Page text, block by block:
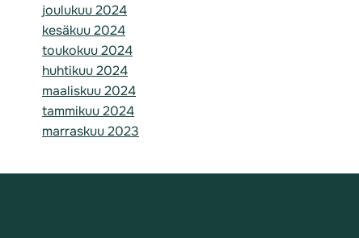
joulukuu 2024
kesäkuu 2024
toukokuu 2024
huhtikuu 2024
maaliskuu 2024
tammikuu 2024
marraskuu 2023